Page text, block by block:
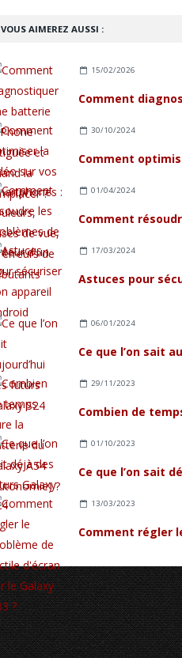
VOUS AIMEREZ AUSSI :
15/02/2026
30/10/2024
01/04/2024
17/03/2024
06/01/2024
29/11/2023
01/10/2023
13/03/2023